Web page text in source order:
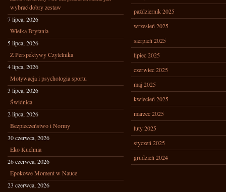
wybrać dobry zestaw
7 lipca, 2026
Wielka Brytania
5 lipca, 2026
Z Perspektywy Czytelnika
4 lipca, 2026
Motywacja i psychologia sportu
3 lipca, 2026
Świdnica
2 lipca, 2026
Bezpieczeństwo i Normy
30 czerwca, 2026
Eko Kuchnia
26 czerwca, 2026
Epokowe Moment w Nauce
23 czerwca, 2026
październik 2025
wrzesień 2025
sierpień 2025
lipiec 2025
czerwiec 2025
maj 2025
kwiecień 2025
marzec 2025
luty 2025
styczeń 2025
grudzień 2024